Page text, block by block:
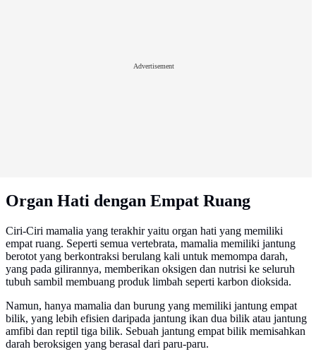
Advertisement
Organ Hati dengan Empat Ruang
Ciri-Ciri mamalia yang terakhir yaitu organ hati yang memiliki
empat ruang. Seperti semua vertebrata, mamalia memiliki jantung
berotot yang berkontraksi berulang kali untuk memompa darah,
yang pada gilirannya, memberikan oksigen dan nutrisi ke seluruh
tubuh sambil membuang produk limbah seperti karbon dioksida.
Namun, hanya mamalia dan burung yang memiliki jantung empat
bilik, yang lebih efisien daripada jantung ikan dua bilik atau jantung
amfibi dan reptil tiga bilik. Sebuah jantung empat bilik memisahkan
darah beroksigen yang berasal dari paru-paru.